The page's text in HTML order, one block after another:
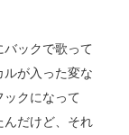
ックで歌って
が入った変な
クになって
んだけど、それ